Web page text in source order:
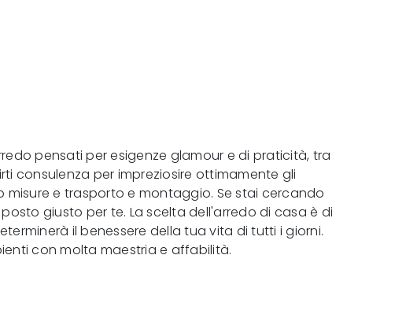
pensati per esigenze glamour e di praticità, tra
consulenza per impreziosire ottimamente gli
e trasporto e montaggio. Se stai cercando
giusto per te. La scelta dell'arredo di casa è di
il benessere della tua vita di tutti i giorni.
con molta maestria e affabilità.